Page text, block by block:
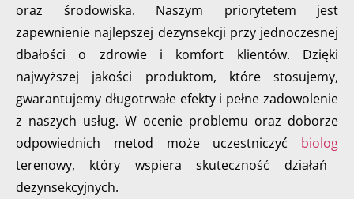
oraz środowiska. Naszym priorytetem jest
zapewnienie najlepszej dezynsekcji przy jednoczesnej
dbałości o zdrowie i komfort klientów. Dzięki
najwyższej jakości produktom, które stosujemy,
gwarantujemy długotrwałe efekty i pełne zadowolenie
z naszych usług. W ocenie problemu oraz doborze
odpowiednich metod może uczestniczyć
biolog
terenowy, który wspiera skuteczność działań
dezynsekcyjnych.